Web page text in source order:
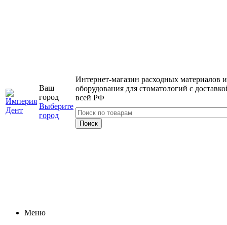
Ваш
город
Выберите
город
Интернет-магазин расходных материалов и
оборудования для стоматологий с
всей РФ
Меню